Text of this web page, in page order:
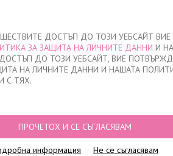
ДОСТЪП ДО ТОЗИ УЕБСАЙТ
ЗА ЗАЩИТА НА ЛИЧНИТЕ ДАННИ И
ДО ТОЗИ УЕБСАЙТ, ВИЕ
НА ЛИЧНИТЕ ДАННИ И НАШАТА
С ТЯХ.
ПРОЧЕТОХ И СЕ СЪГЛАСЯВАМ
информация Не се съгласявам
НАМАЛЕНИЯ КЪДЕ ДА КУПЯ
Бикини